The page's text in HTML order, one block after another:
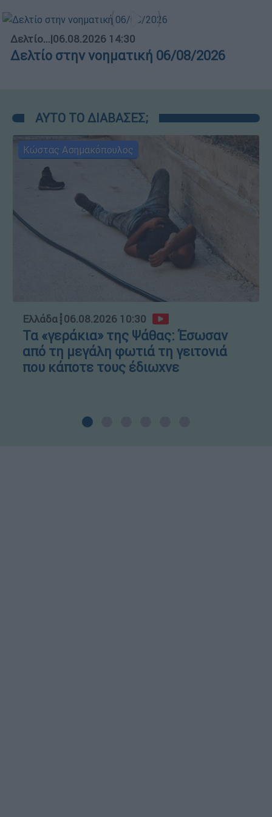
Δελτίο...|06.08.2026 14:30
Δελτίο στην νοηματική 06/08/2026
ΑΥΤΟ ΤΟ ΔΙΑΒΑΣΕΣ;
Κώστας Ασημακόπουλος
Ελλάδα┋06.08.2026 10:30
Τα «γεράκια» της Ψάθας: Έσωσαν
από τη μεγάλη φωτιά τη γειτονιά
που κάποτε τους έδιωχνε